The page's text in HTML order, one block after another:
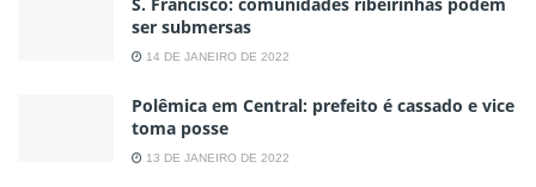
ser submersas
14 DE JANEIRO DE 2022
Polêmica em Central: prefeito é cassado e vice
toma posse
13 DE JANEIRO DE 2022